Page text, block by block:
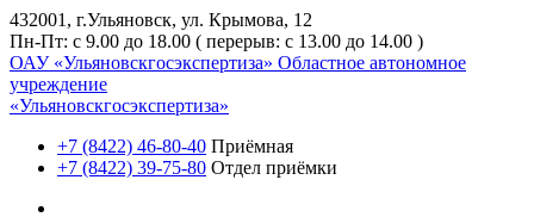
432001, г.Ульяновск, ул. Крымова, 12
Пн-Пт: с 9.00 до 18.00 ( перерыв: с 13.00 до 14.00 )
ОАУ «Ульяновскгосэкспертиза» Областное автономное
учреждение
«Ульяновскгосэкспертиза»
+7 (8422) 46-80-40 Приёмная
+7 (8422) 39-75-80 Отдел приёмки